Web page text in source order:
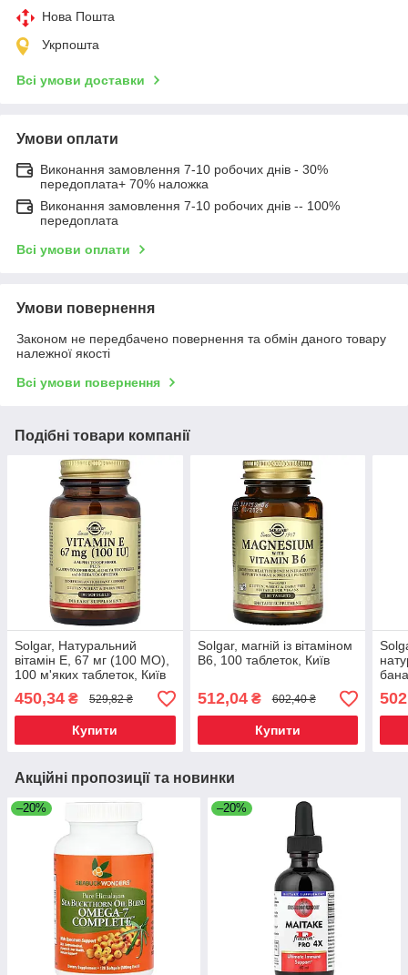
Нова Пошта
Укрпошта
Всі умови доставки
Умови оплати
Виконання замовлення 7-10 робочих днів - 30%
передоплата+ 70% наложка
Виконання замовлення 7-10 робочих днів -- 100%
передоплата
Всі умови оплати
Умови повернення
Законом не передбачено повернення та обмін даного товару
належної якості
Всі умови повернення
Подібні товари компанії
Solgar, Натуральний
вітамін Е, 67 мг (100 МО),
100 м'яких таблеток, Київ
450,34 ₴ 529,82 ₴
Купити
Solgar, магній із вітаміном
B6, 100 таблеток, Київ
512,04₴ 602,40 ₴
Купити
Акційні пропозиції та новинки
–20% –20%